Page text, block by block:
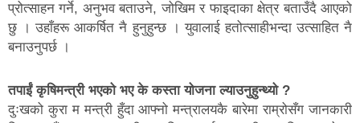
प्रोत्साहन गर्ने, अनुभव बताउने, जोखिम र फाइदाका क्षेत्र बताउँदै आएको
छु । उहाँहरू आकर्षित नै हुनुहुन्छ । युवालाई हतोत्साहीभन्दा उत्साहित नै
बनाउनुपर्छ ।
तपाईं कृषिमन्त्री भएको भए के कस्ता योजना ल्याउनुहुन्थ्यो ?
दुःखको कुरा म मन्त्री हुँदा आफ्नो मन्त्रालयकै बारेमा राम्रोसँग जानकारी